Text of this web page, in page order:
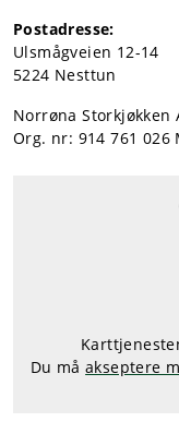
Postadresse:
Ulsmågveien 12-14
5224 Nesttun
Norrøna Storkjøkken
Org. nr: 914 761 026
Du måakseptere